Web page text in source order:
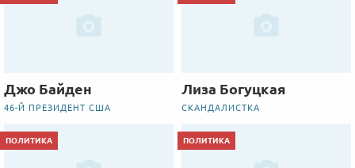
Джо Байден
46-Й ПРЕЗИДЕНТ США
Лиза Богуцкая
СКАНДАЛИСТКА
ПОЛИТИКА ПОЛИТИКА